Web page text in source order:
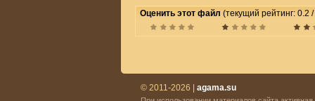
Оценить этот файл (текущий рейтинг: 0.2
© 2011-2026 | agama.su